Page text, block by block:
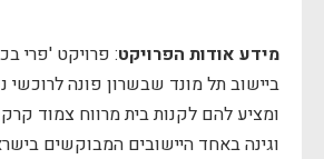
מידע אודות הפרויקט: פרויקט 'פרי
ביישוב תל מונד שבשרון פונה לרוכשי
וגינה באחד היישובים המבוקשים